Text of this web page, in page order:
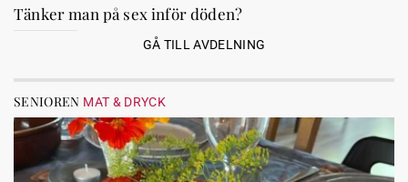
Tänker man på sex inför döden?
GÅ TILL AVDELNING
SENIOREN MAT & DRYCK